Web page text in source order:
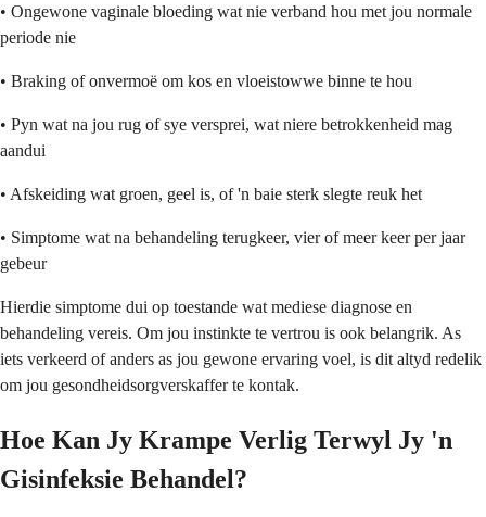
• Ongewone vaginale bloeding wat nie verband hou met jou normale
periode nie
• Braking of onvermoë om kos en vloeistowwe binne te hou
• Pyn wat na jou rug of sye versprei, wat niere betrokkenheid mag
aandui
• Afskeiding wat groen, geel is, of 'n baie sterk slegte reuk het
• Simptome wat na behandeling terugkeer, vier of meer keer per jaar
gebeur
Hierdie simptome dui op toestande wat mediese diagnose en
behandeling vereis. Om jou instinkte te vertrou is ook belangrik. As
iets verkeerd of anders as jou gewone ervaring voel, is dit altyd redelik
om jou gesondheidsorgverskaffer te kontak.
Hoe Kan Jy Krampe Verlig Terwyl Jy 'n
Gisinfeksie Behandel?